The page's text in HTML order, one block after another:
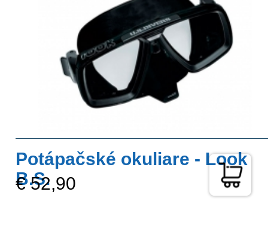
Potápačské okuliare - Look
B.S.
€ 52,90